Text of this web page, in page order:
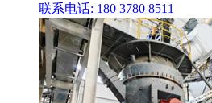
联系电话: 180 3780 8511